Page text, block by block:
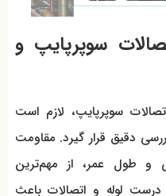
سوپرپایپ و
سوپرپایپ، لازم است
دقیق قرار گیرد. مقاومت
و طول عمر، از مهم‌ترین
لوله و اتصالات باعث